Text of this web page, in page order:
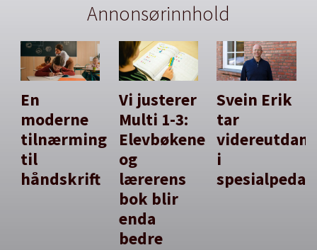
Annonsørinnhold
En
moderne
tilnærming
til
håndskrift
Vi justerer
Multi 1-3:
Elevbøkene
og
lærerens
bok blir
enda
bedre
Svein Erik
tar
i